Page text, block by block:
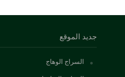
جديد الموقع
السراج الوهاج